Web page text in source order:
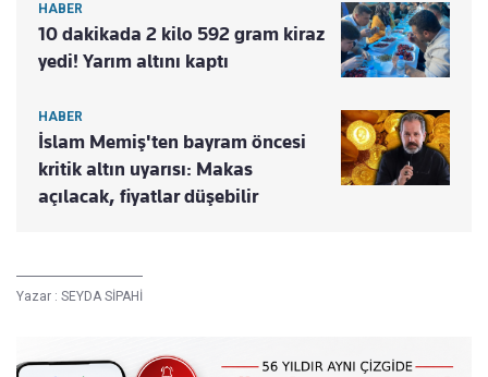
HABER
10 dakikada 2 kilo 592 gram kiraz
yedi! Yarım altını kaptı
HABER
İslam Memiş'ten bayram öncesi
kritik altın uyarısı: Makas
açılacak, fiyatlar düşebilir
Yazar : SEYDA SİPAHİ